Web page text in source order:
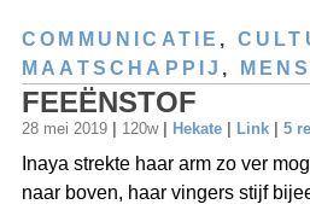
COMMUNICATIE ,
MAATSCHAPPIJ ,
FEEËNSTOF
28 mei 2019 120w Hekate Link 5
Inaya strekte haar arm zo ver
naar boven, haar vingers stijf